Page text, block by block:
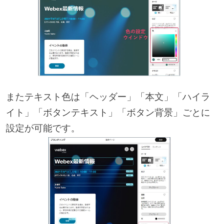
またテキスト色は「ヘッダー」「本文」「ハイラ
イト」「ボタンテキスト」「ボタン背景」ごとに
設定が可能です。